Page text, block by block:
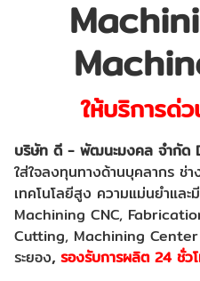
ให้บริการด่
บริษัท ดี - พัฒนะมงคล จำกัด
ใส่ใจลงทุนทางด้านบุคลากร ช่า
เทคโนโลยีสูง ความแม่นยำและ
Machining CNC,
Cutting, Machining
ระยอง, รองรับการผลิต 24 ชั่ว